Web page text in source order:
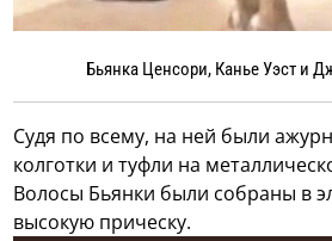
Бьянка Ценсори, Канье Уэст и
Судя по всему, на ней были
колготки и туфли на
Волосы Бьянки были собраны в
высокую прическу.